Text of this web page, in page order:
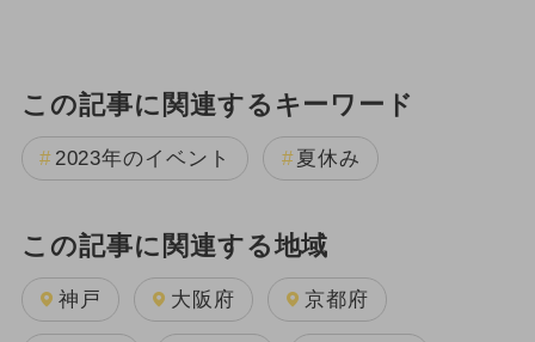
この記事に関連するキーワード
2023年のイベント 夏休み
この記事に関連する地域
神戸 大阪府 京都府